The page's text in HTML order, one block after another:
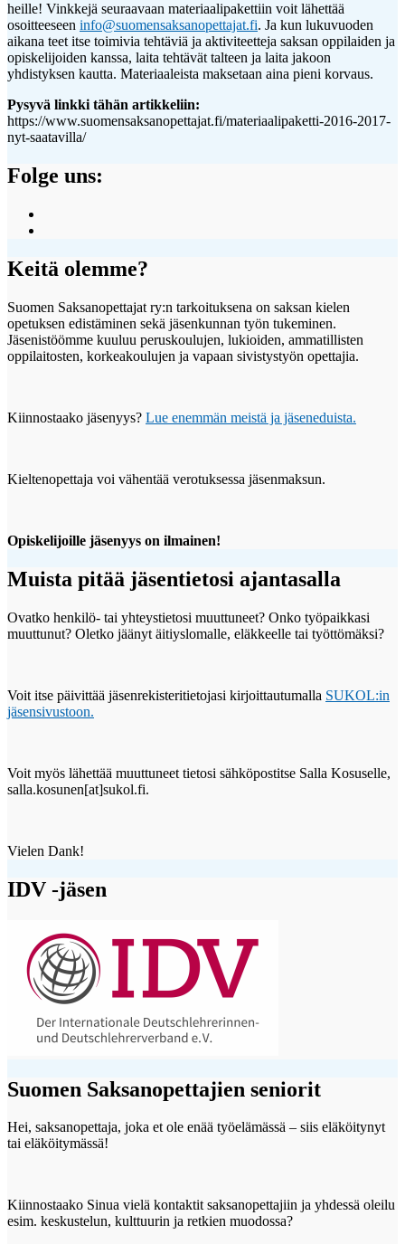
heille! Vinkkejä seuraavaan materiaalipakettiin voit lähettää
osoitteeseen info@suomensaksanopettajat.fi. Ja kun lukuvuoden
aikana teet itse toimivia tehtäviä ja aktiviteetteja saksan oppilaiden ja
opiskelijoiden kanssa, laita tehtävät talteen ja laita jakoon
yhdistyksen kautta. Materiaaleista maksetaan aina pieni korvaus.
Pysyvä linkki tähän artikkeliin:
https://www.suomensaksanopettajat.fi/materiaalipaketti-2016-2017-
nyt-saatavilla/
Folge uns:
Facebook
palvelussa
profiili
Instagram
Keitä olemme?
Suomen Saksanopettajat ry:n tarkoituksena on saksan kielen
opetuksen edistäminen sekä jäsenkunnan työn tukeminen.
Jäsenistöömme kuuluu peruskoulujen, lukioiden, ammatillisten
oppilaitosten, korkeakoulujen ja vapaan sivistystyön opettajia.
Kiinnostaako jäsenyys? Lue enemmän meistä ja jäseneduista.
Kieltenopettaja voi vähentää verotuksessa jäsenmaksun.
Opiskelijoille jäsenyys on ilmainen!
Muista pitää jäsentietosi ajantasalla
Ovatko henkilö- tai yhteystietosi muuttuneet? Onko työpaikkasi
muuttunut? Oletko jäänyt äitiyslomalle, eläkkeelle tai työttömäksi?
Voit itse päivittää jäsenrekisteritietojasi kirjoittautumalla SUKOL:in
jäsensivustoon.
Voit myös lähettää muuttuneet tietosi sähköpostitse Salla Kosuselle,
salla.kosunen[at]sukol.fi.
Vielen Dank!
IDV -jäsen
Suomen Saksanopettajien seniorit
Hei, saksanopettaja, joka et ole enää työelämässä – siis eläköitynyt
tai eläköitymässä!
Kiinnostaako Sinua vielä kontaktit saksanopettajiin ja yhdessä oleilu
esim. keskustelun, kulttuurin ja retkien muodossa?